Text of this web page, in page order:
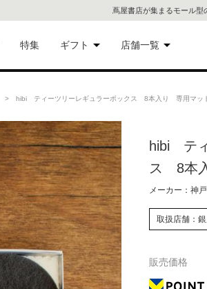
蔦屋書店が集まるモール型
特集 ギフト
ギフトにおすすめ
eギフト
店舗一覧
代官
屋書
銀座
> hibi ティーツリーレギュラーボックス 8本入り 専用マッ
hibi テ
ス 8本
メーカー：神
取扱店舗：
販売価格